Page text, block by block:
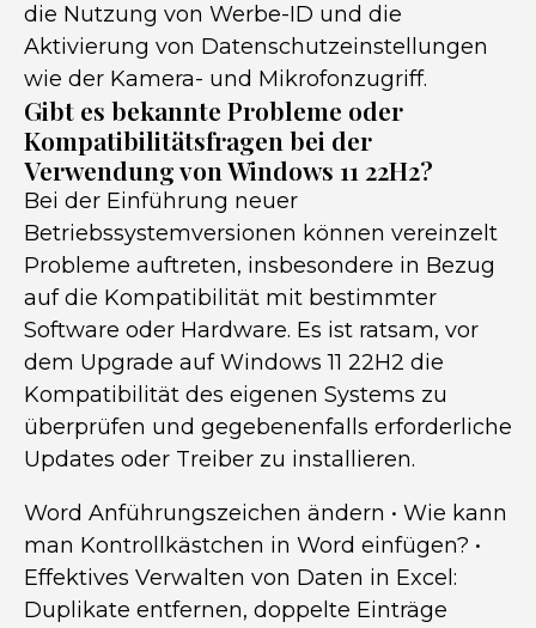
die Nutzung von Werbe-ID und die
Aktivierung von Datenschutzeinstellungen
wie der Kamera- und Mikrofonzugriff.
Gibt es bekannte Probleme oder
Kompatibilitätsfragen bei der
Verwendung von Windows 11 22H2?
Bei der Einführung neuer
Betriebssystemversionen können vereinzelt
Probleme auftreten, insbesondere in Bezug
auf die Kompatibilität mit bestimmter
Software oder Hardware. Es ist ratsam, vor
dem Upgrade auf Windows 11 22H2 die
Kompatibilität des eigenen Systems zu
überprüfen und gegebenenfalls erforderliche
Updates oder Treiber zu installieren.
Word Anführungszeichen ändern • Wie kann
man Kontrollkästchen in Word einfügen? •
Effektives Verwalten von Daten in Excel:
Duplikate entfernen, doppelte Einträge